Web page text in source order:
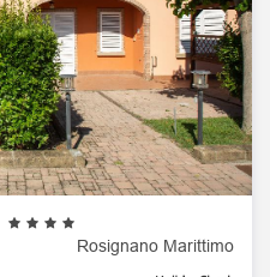
Rosignano Marittimo